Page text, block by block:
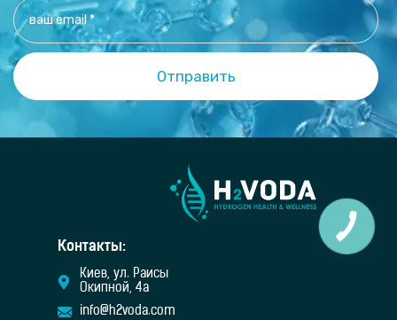
Контакты:
Киев, ул. Раисы
Окипной, 4а
info@h2voda.com